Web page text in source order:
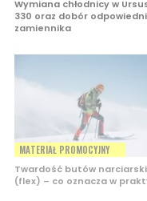
Wymiana chłodnicy w
330 oraz dobór
zamiennika
MATERIAŁ PROMOCYJNY
Twardość butów
(flex) – co oznacza w